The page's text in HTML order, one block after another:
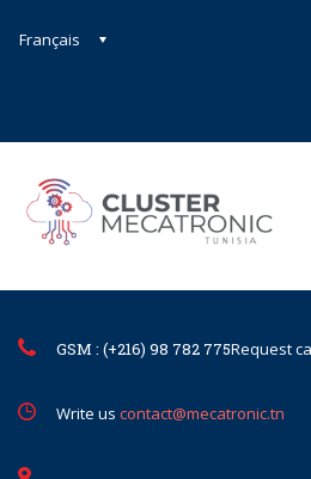
Français
GSM : (+216) 98 782 775Request
Write us contact@mecatronic.tn